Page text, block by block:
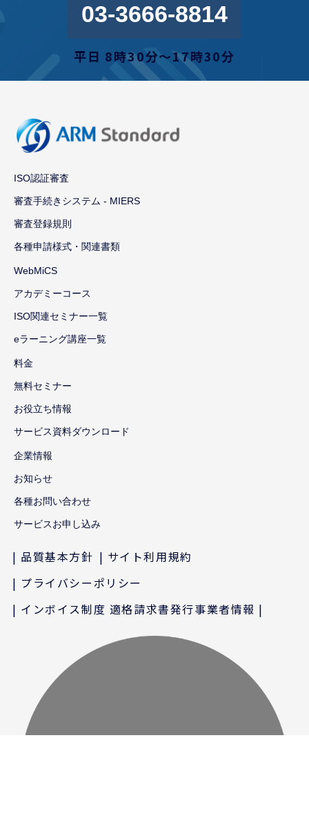
03-3666-8814
平日 8時30分〜17時30分
ISO認証審査
審査手続きシステム - MIERS
審査登録規則
各種申請様式・関連書類
WebMiCS
アカデミーコース
ISO関連セミナー一覧
eラーニング講座一覧
料金
無料セミナー
お役立ち情報
サービス資料ダウンロード
企業情報
お知らせ
各種お問い合わせ
サービスお申し込み
品質基本方針
サイト利用規約
プライバシーポリシー
インボイス制度 適格請求書発行事業者情報